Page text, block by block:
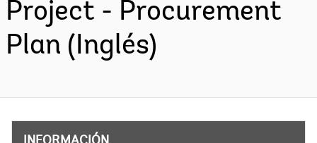
Project - Procurement
Plan (Inglés)